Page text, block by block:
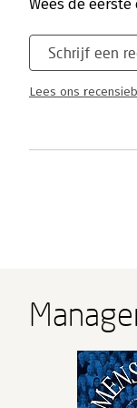
Wees de
Schrijf een
Lees ons